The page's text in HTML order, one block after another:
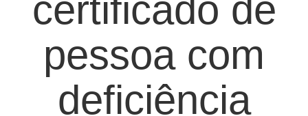
certificado de
pessoa com
deficiência